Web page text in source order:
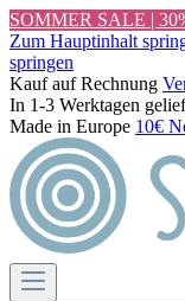
SOMMER SALE |
Zum Hauptinhalt
springen
Kauf auf Rechnung
In 1-3 Werktagen
Made in Europe 10€